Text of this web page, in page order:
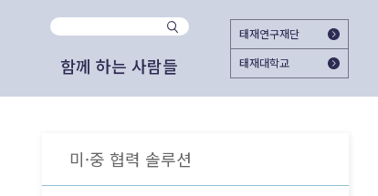
함께 하는 사람들
태재연구재단
태재대학교
2025 태재미래교육포럼 ＜Agentic AI가
외부 협업 활동
대한민국의 미래를 준비하는 여시재와 함께
미·중 협력 솔루션